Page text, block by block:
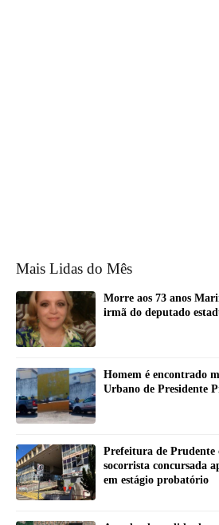
Mais Lidas do Mês
Morre aos 73 anos
irmã do deputado
Homem é encontrado
Urbano de Presidente
Prefeitura de Prudente
socorrista concursada
em estágio probatório